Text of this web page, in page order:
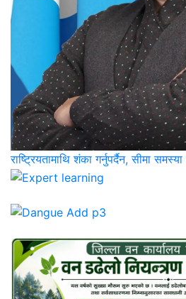
राष्ट्रियतामाथि शंका गर्नुपर्दैन, सीमा